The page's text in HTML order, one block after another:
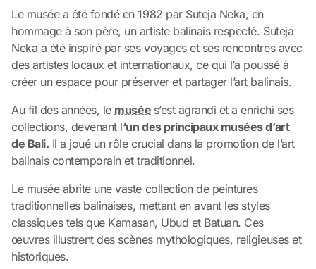
Le musée a été fondé en 1982 par Suteja Neka, en
hommage à son père, un artiste balinais respecté. Suteja
Neka a été inspiré par ses voyages et ses rencontres avec
des artistes locaux et internationaux, ce qui l’a poussé à
créer un espace pour préserver et partager l’art balinais.
Au fil des années, le musée s’est agrandi et a enrichi ses
collections, devenant l‘un des principaux musées d’art
de Bali. Il a joué un rôle crucial dans la promotion de l’art
balinais contemporain et traditionnel.
Le musée abrite une vaste collection de peintures
traditionnelles balinaises, mettant en avant les styles
classiques tels que Kamasan, Ubud et Batuan. Ces
œuvres illustrent des scènes mythologiques, religieuses et
historiques.